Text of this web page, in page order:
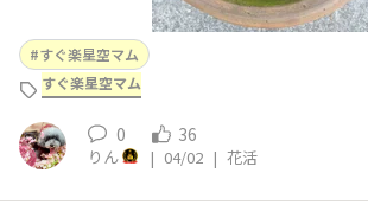
すぐ楽星空マム
すぐ楽星空マム
0 36
りん | 04/02 | 花活